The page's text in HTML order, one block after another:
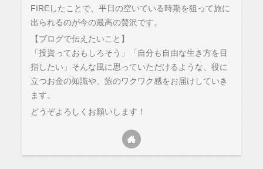
FIREしたことで、平日の空いている時期を狙って旅に
出られるのが今の最高の贅沢です。
【ブログで伝えたいこと】
「投資っておもしろそう」「自分も自由な生き方を目
指したい」そんな風に思っていただけるような、役に
立つお金の知識や、旅のワクワク感をお届けしていき
ます。
どうぞよろしくお願いします！